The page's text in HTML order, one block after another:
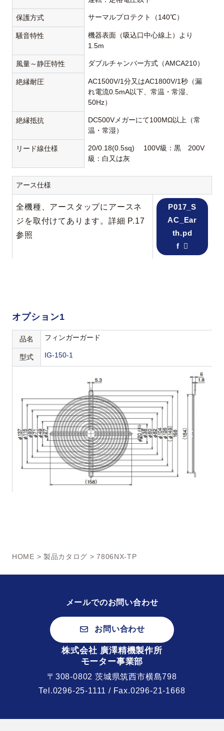
保護方式 サーマルプロテクト（140℃）
騒音特性
機器表面（吸込口中心線上）より
1.5m
風量～静圧特性 ダブルチャンバー方式（AMCA210）
絶縁耐圧
AC1500V/1分又はAC1800V/1秒（漏
れ電流0.5mA以下、常温・常湿、
50Hz）
絶縁抵抗
DC500Vメガーにて100MΩ以上（常
温・常湿）
リード線仕様
20/0.18(0.5sq) 100V級：黒 200V
級：白又は灰
アース仕様
全機種、アースタップにアースネ
ジを取付けてあります。詳細 P.17
参照
P017_S
AC_Ear
th.pd
f
オプション1
品名 フィンガーガード
型式 IG-150-1
HOME > 製品カタログ > 7806NX-TP
メールでのお問い合わせ
お問い合わせ
株式会社 廣澤精機製作所
モーター事業部
〒308-0802 茨城県筑西市横島798
Tel.0296-25-1111 / Fax.0296-21-1668